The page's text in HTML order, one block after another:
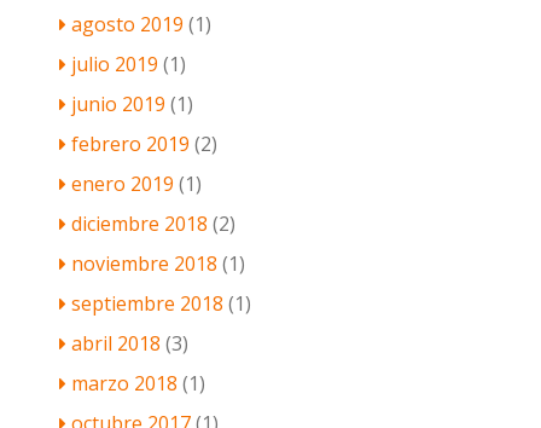
agosto 2019 (1)
julio 2019 (1)
junio 2019 (1)
febrero 2019 (2)
enero 2019 (1)
diciembre 2018 (2)
noviembre 2018 (1)
septiembre 2018 (1)
abril 2018 (3)
marzo 2018 (1)